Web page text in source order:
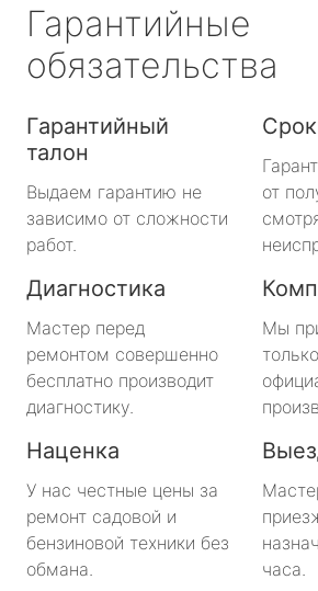
Гарантийные
обязательства
Гарантийный
талон
Выдаем гарантию не
зависимо от сложности
работ.
от
Диагностика
Мастер перед
ремонтом совершенно
бесплатно производит
диагностику.
Мы
Наценка
У нас честные цены за
ремонт садовой и
бензиновой техники без
обмана.
часа.